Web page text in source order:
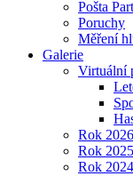
Pošta
Poruchy
Měření
Galerie
Virtuální
Rok 2026
Rok 2025
Rok 2024